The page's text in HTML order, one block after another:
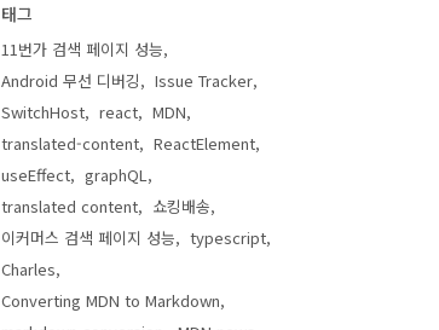
태그
11번가 검색 페이지 성능
Android 무선 디버깅
Issue Tracker
SwitchHost
react
MDN
translated-content
ReactElement
useEffect
graphQL
translated content
쇼킹배송
이커머스 검색 페이지 성능
typescript
Charles
Converting MDN to Markdown